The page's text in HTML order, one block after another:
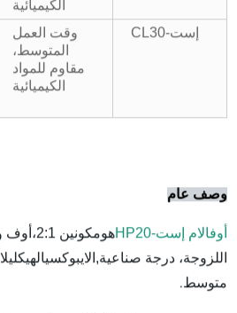
الكيميائية
إست-CL30
وقت العمل
المتوسط،
مقاوم للمواد
الكيميائية
وصف عام
أوفالام إست-HP20 هومكونين 2:1،
أوف
اللزوجة، درجة صناعية, الايبوكسيالهيكلي
متوسط.